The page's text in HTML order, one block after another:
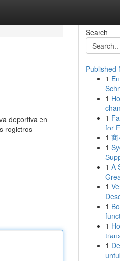
deportiva en
registros
Search
Published
1
1
1
for
1 商
1
1 A
1
1
1
1